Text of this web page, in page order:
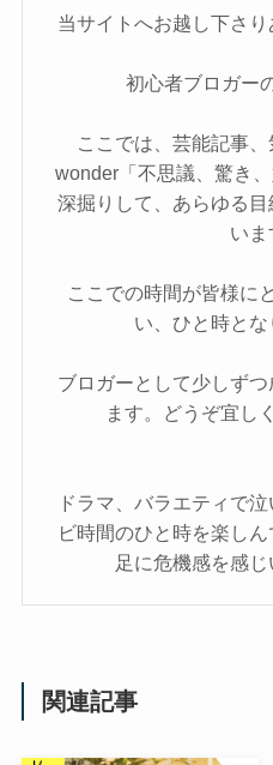
当サイトへお越し下さり
初心者ブロガー
ここでは、芸能記事
wonder「不思議、驚き
深掘りして、あらゆる
いま
ここでの時間が皆様に
い、ひと時と
ブロガーとして少しず
ます。どうぞ宜し
ドラマ、バラエティで
ビ時間のひと時を楽し
足に危機感を感
関連記事